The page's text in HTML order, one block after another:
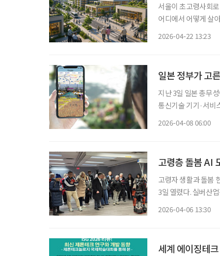
서울이 초고령사회
어디에서 어떻게 살
2026-04-22 13:23
일본 정부가 고
지난 3일 일본 총무
통신기술 기기·서비
2026-04-08 06:00
고령층 돌봄 AI
고령자 생활과 돌봄
3일 열렸다. 실버산
2026-04-06 13:30
세계 에이징테